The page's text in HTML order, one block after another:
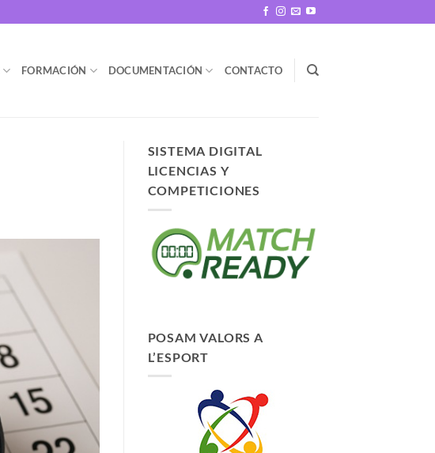
FORMACIÓN DOCUMENTACIÓN CONTACTO
SISTEMA DIGITAL
LICENCIAS Y
COMPETICIONES
POSAM VALORS A
L’ESPORT